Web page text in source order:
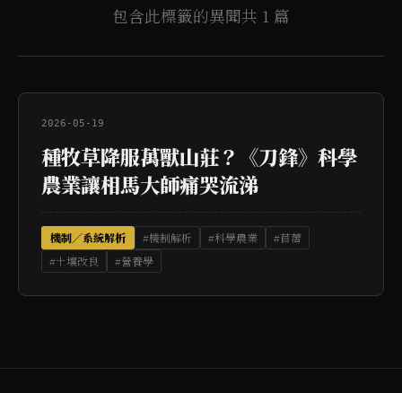
包含此標籤的異聞共 1 篇
2026-05-19
種牧草降服萬獸山莊？《刀鋒》科學
農業讓相馬大師痛哭流涕
機制／系統解析 #機制解析 #科學農業
#苜蓿
#土壤改良
#營養學